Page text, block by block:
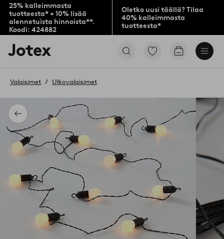
25% kalleimmasta
tuotteesta* + 10% lisää
alennetuista hinnoista**.
Koodi: 424882
Oletko uusi täällä? Tilaa
40% kalleimmasta
tuotteesta*
Jotex-
logo
aloitussivulle
Siirry
Siirry
Takaisin
Valaisimet Ulkovalaisimet